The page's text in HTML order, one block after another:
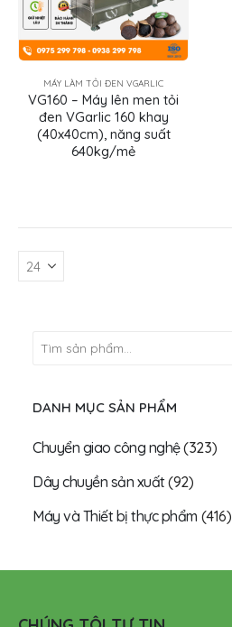
MÁY LÀM TỎI ĐEN VGARLIC
VG160 – Máy lên men tỏi
đen VGarlic 160 khay
(40x40cm), năng suất
640kg/mẻ
DANH MỤC SẢN PHẨM
Chuyển giao công nghệ(323)
Dây chuyền sản xuất(92)
Máy và Thiết bị thực phẩm (416)